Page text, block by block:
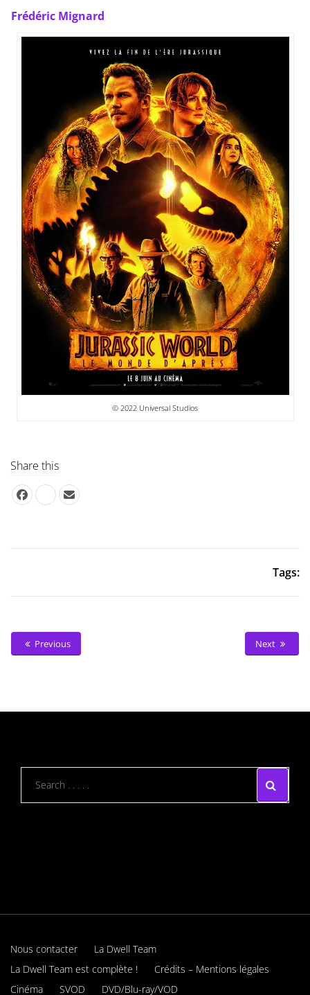
Frédéric Mignard
© 2022 Universal Studios
Share this
Tags:
Previous Next
Nous contacter
La Dwell Team
La Dwell Team est complète !
Crédits – Mentions légales
Cinéma
SVOD DVD/Blu-ray/VOD